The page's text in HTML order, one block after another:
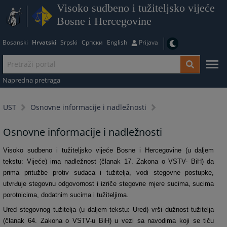
Visoko sudbeno i tužiteljsko vijeće
Bosne i Hercegovine
Bosanski Hrvatski Srpski Српски English Prijava
Napredna pretraga
UST Osnovne informacije i nadležnosti
Osnovne informacije i nadležnosti
Visoko sudbeno i tužiteljsko vijeće Bosne i Hercegovine (u daljem
tekstu: Vijeće) ima nadležnost (članak 17. Zakona o VSTV- BiH) da
prima pritužbe protiv sudaca i tužitelja, vodi stegovne postupke,
utvrđuje stegovnu odgovornost i izriče stegovne mjere sucima, sucima
porotnicima, dodatnim sucima i tužiteljima.
Ured stegovnog tužitelja (u daljem tekstu: Ured) vrši dužnost tužitelja
(članak 64. Zakona o VSTV-u BiH) u vezi sa navodima koji se tiču